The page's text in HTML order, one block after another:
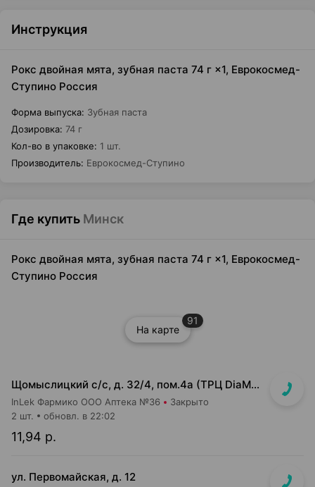
Инструкция
Рокс двойная мята, зубная паста 74 г ×1, Еврокосмед-
Ступино Россия
Форма выпуска: Зубная паста
Дозировка: 74 г
Кол-во в упаковке: 1 шт.
Производитель: Еврокосмед-Ступино
Где купить Минск
Рокс двойная мята, зубная паста 74 г ×1, Еврокосмед-
Ступино Россия
На карте
91
Щомыслицкий с/с, д. 32/4, пом.4а (ТРЦ DiaMond city, вход напротив магазина Маяк)
InLek Фармико ООО Аптека №36 Закрыто
11,94 р.
2 шт. обновл. в 22:02
ул. Первомайская, д. 12